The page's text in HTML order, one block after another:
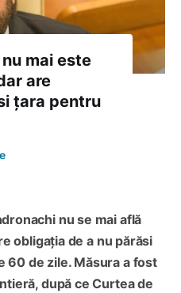
mai este
are
țara pentru
nu se mai află
obligația de a nu părăsi
60 de zile. Măsura a fost
după ce Curtea de